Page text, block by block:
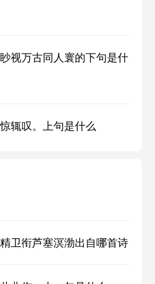
视万古同人寰的下句是什
辄叹。上句是什么
卫衔芦塞溟渤出自哪首诗